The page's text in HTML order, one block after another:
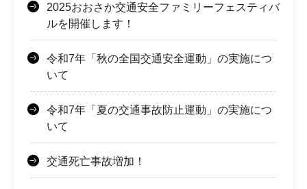
2025おおさか交通安全ファミリーフェスティバ
ルを開催します！
令和7年「秋の全国交通安全運動」の実施につ
いて
令和7年「夏の交通事故防止運動」の実施につ
いて
交通死亡事故増加！